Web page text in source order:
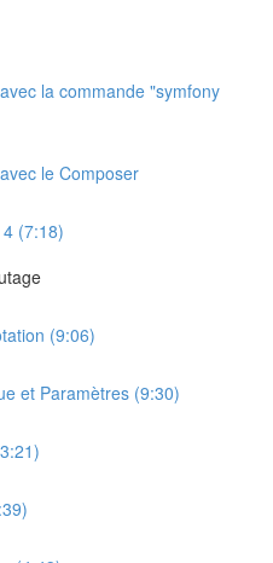
la commande "symfony
le Composer
(7:18)
(9:06)
et Paramètres (9:30)